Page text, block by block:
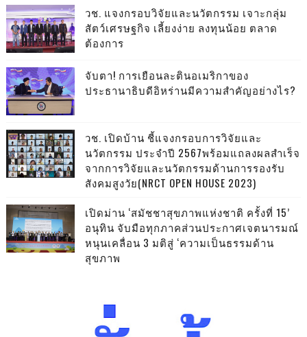
วช. แจงกรอบวิจัยและนวัตกรรม เจาะกลุ่ม
สัตว์เศรษฐกิจ เลี้ยงง่าย ลงทุนน้อย ตลาด
ต้องการ
จับตา! การเยือนละตินอเมริกาของ
ประธานาธิบดีอิหร่านมีความสำคัญอย่างไร?
วช. เปิดบ้าน ชี้แจงกรอบการวิจัยและ
นวัตกรรม ประจำปี 2567พร้อมแถลงผลสำเร็จ
จากการวิจัยและนวัตกรรมด้านการรองรับ
สังคมสูงวัย(NRCT OPEN HOUSE 2023)
เปิดม่าน ‘สมัชชาสุขภาพแห่งชาติ ครั้งที่ 15’
อนุทิน จับมือทุกภาคส่วนประกาศเจตนารมณ์
หนุนเคลื่อน 3 มติสู่ ‘ความเป็นธรรมด้าน
สุขภาพ